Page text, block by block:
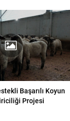
Başarılı Koyun
Projesi